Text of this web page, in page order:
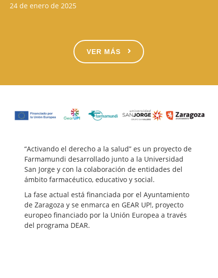
24 de enero de 2025
VER MÁS
“Activando el derecho a la salud” es un proyecto de
Farmamundi desarrollado junto a la Universidad
San Jorge y con la colaboración de entidades del
ámbito farmacéutico, educativo y social.
La fase actual está financiada por el Ayuntamiento
de Zaragoza y se enmarca en GEAR UP!, proyecto
europeo financiado por la Unión Europea a través
del programa DEAR.